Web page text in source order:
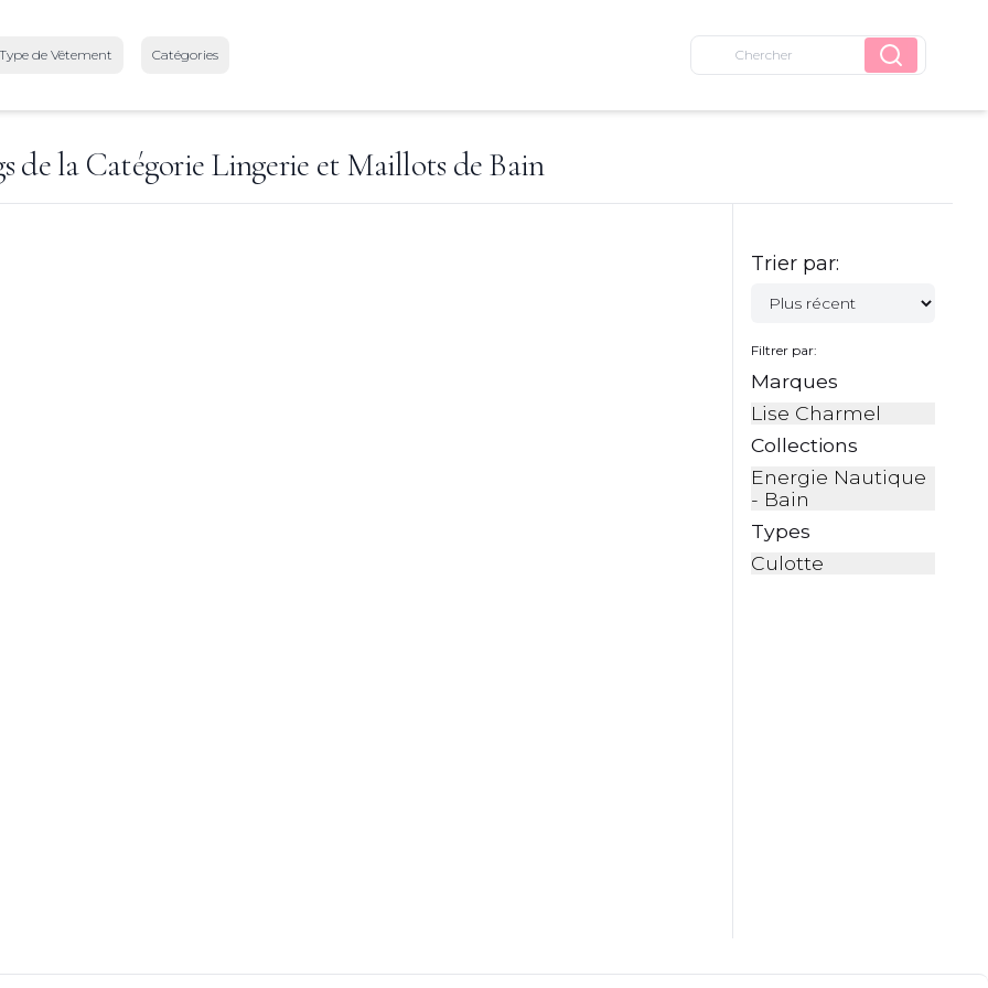
Type de Vêtement Catégories
de la CatégorieLingerie et Maillots de Bain
Trier par:
Filtrer par:
Marques
Lise Charmel
Collections
Energie Nautique
- Bain
Types
Culotte